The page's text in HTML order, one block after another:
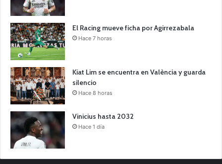
El Racing mueve ficha por Agirrezabala
Hace 7 horas
Kiat Lim se encuentra en València y guarda
silencio
Hace 8 horas
Vinicius hasta 2032
Hace 1 día